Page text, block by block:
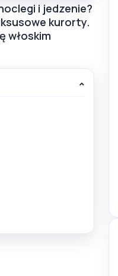
i jedzenie?
kurorty.
włoskim